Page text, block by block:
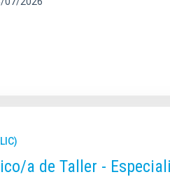
a de Taller -